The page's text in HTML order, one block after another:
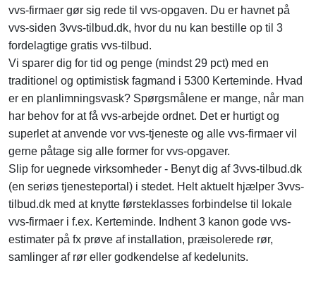
vvs-firmaer gør sig rede til vvs-opgaven. Du er havnet på
vvs-siden 3vvs-tilbud.dk, hvor du nu kan bestille op til 3
fordelagtige gratis vvs-tilbud.
Vi sparer dig for tid og penge (mindst 29 pct) med en
traditionel og optimistisk fagmand i 5300 Kerteminde. Hvad
er en planlimningsvask? Spørgsmålene er mange, når man
har behov for at få vvs-arbejde ordnet. Det er hurtigt og
superlet at anvende vor vvs-tjeneste og alle vvs-firmaer vil
gerne påtage sig alle former for vvs-opgaver.
Slip for uegnede virksomheder - Benyt dig af 3vvs-tilbud.dk
(en seriøs tjenesteportal) i stedet. Helt aktuelt hjælper 3vvs-
tilbud.dk med at knytte førsteklasses forbindelse til lokale
vvs-firmaer i f.ex. Kerteminde. Indhent 3 kanon gode vvs-
estimater på fx prøve af installation, præisolerede rør,
samlinger af rør eller godkendelse af kedelunits.